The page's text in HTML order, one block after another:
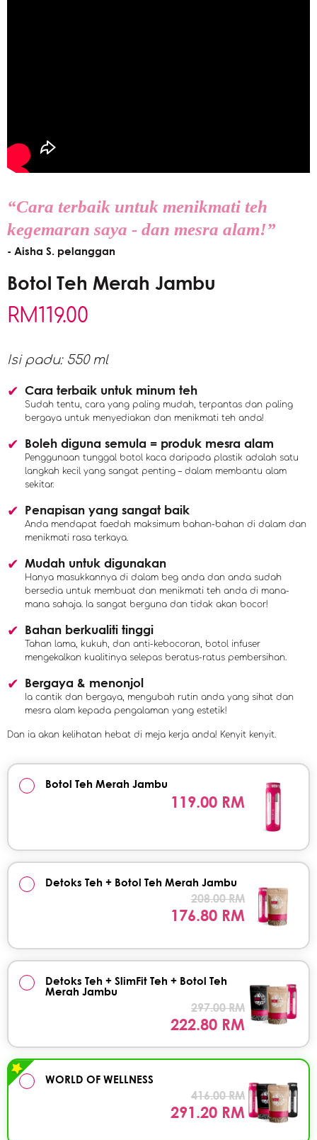
“Cara terbaik untuk menikmati teh
kegemaran saya - dan mesra alam!”
- Aisha S. pelanggan
Botol Teh Merah Jambu
RM119.00
Isi padu: 550 ml
Cara terbaik untuk minum teh
Sudah tentu, cara yang paling mudah, terpantas dan paling
bergaya untuk menyediakan dan menikmati teh anda!
Boleh diguna semula = produk mesra alam
Penggunaan tunggal botol kaca daripada plastik adalah satu
langkah kecil yang sangat penting – dalam membantu alam
sekitar.
Penapisan yang sangat baik
Anda mendapat faedah maksimum bahan-bahan di dalam dan
menikmati rasa terkaya.
Mudah untuk digunakan
Hanya masukkannya di dalam beg anda dan anda sudah
bersedia untuk membuat dan menikmati teh anda di mana-
mana sahaja. Ia sangat berguna dan tidak akan bocor!
Bahan berkualiti tinggi
Tahan lama, kukuh, dan anti-kebocoran, botol infuser
mengekalkan kualitinya selepas beratus-ratus pembersihan.
Bergaya & menonjol
Ia cantik dan bergaya, mengubah rutin anda yang sihat dan
mesra alam kepada pengalaman yang estetik!
Dan ia akan kelihatan hebat di meja kerja anda! Kenyit kenyit.
Botol Teh Merah Jambu
119.00 RM
Detoks Teh + Botol Teh Merah Jambu
208.00 RM
176.80 RM
Detoks Teh + SlimFit Teh + Botol Teh
Merah Jambu
297.00 RM
222.80 RM
WORLD OF WELLNESS
416.00 RM
291.20 RM